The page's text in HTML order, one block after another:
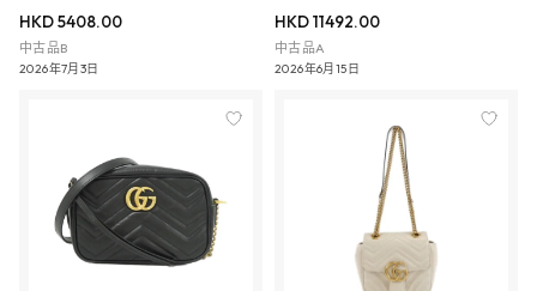
HKD 5408.00
中古品B
2026年7月3日
HKD 11492.00
中古品A
2026年6月15日